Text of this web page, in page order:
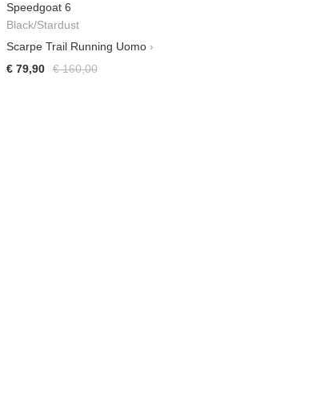
Speedgoat 6
Black/Stardust
Scarpe Trail Running Uomo
€ 79,90
€ 160,00